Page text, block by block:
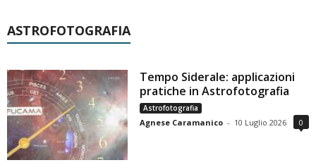
ASTROFOTOGRAFIA
Tempo Siderale: applicazioni
pratiche in Astrofotografia
Astrofotografia
Agnese Caramanico - 10 Luglio 2026 0